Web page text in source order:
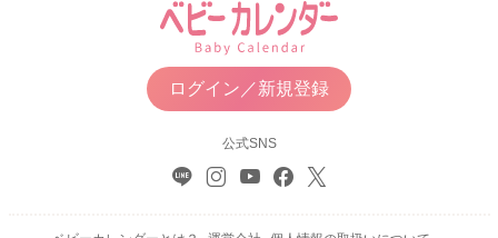
ログイン／新規登録
公式SNS